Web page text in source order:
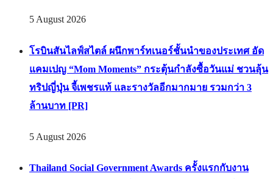
5 August 2026
โรบินสันไลฟ์สไตล์ ผนึกพาร์ทเนอร์ชั้นนำของประเทศ อัด
แคมเปญ “Mom Moments” กระตุ้นกำลังซื้อวันแม่ ชวนลุ้น
ทริปญี่ปุ่น จี้เพชรแท้ และรางวัลอีกมากมาย รวมกว่า 3
ล้านบาท [PR]
5 August 2026
Thailand Social Government Awards ครั้งแรกกับงาน